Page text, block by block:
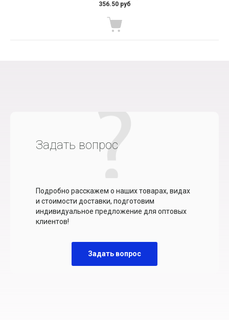
356.50 руб
Задать вопрос
Подробно расскажем о наших товарах, видах
и стоимости доставки, подготовим
индивидуальное предложение для оптовых
клиентов!
Задать вопрос